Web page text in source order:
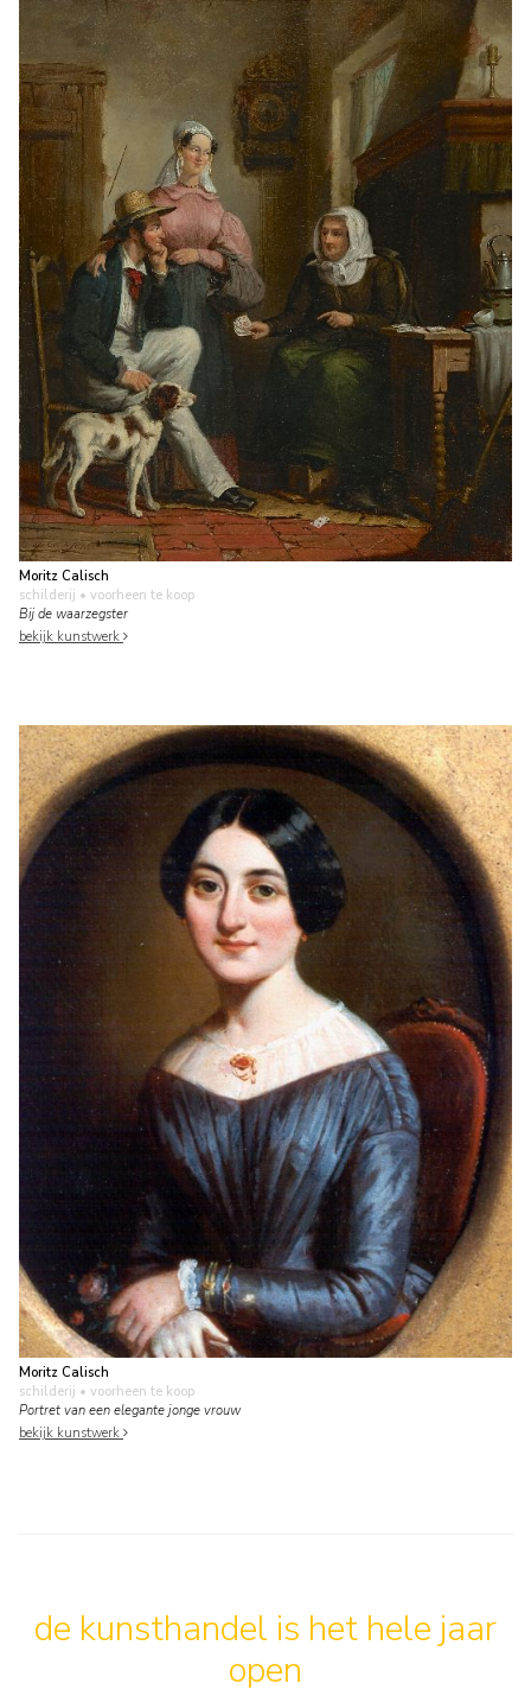
Moritz Calisch
schilderij • voorheen te koop
Bij de waarzegster
bekijk kunstwerk
Moritz Calisch
schilderij • voorheen te koop
Portret van een elegante jonge vrouw
bekijk kunstwerk
de kunsthandel is het hele jaar
open